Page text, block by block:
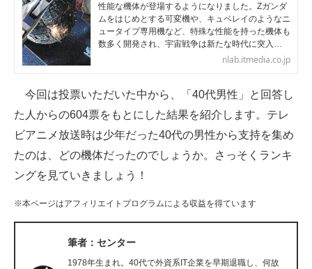
企業向けIT製品の総合サイト
IT製品の技術・比較・事例
製造業のIT導入・活用を支援
モノづくり技術者専門サイト
エレクトロニクス専門サイト
電子設計の基本と応用
建設×テクノロジーの最前線
性能な機体が登場するようになりました。Zガンダ
ムをはじめとする可変機や、キュベレイのようなニ
ュータイプ専用機など、特殊な性能を持った機体も
数多く開発され、宇宙戦争は新たな時代に突入…
nlab.itmedia.co.jp
今回は投票いただいた中から、「40代男性」と回答し
た人からの604票をもとにした結果を紹介します。テレ
ビアニメ放送時は少年だった40代の男性から支持を集め
たのは、どの機体だったのでしょうか。さっそくランキ
ングを見ていきましょう！
※本ページはアフィリエイトプログラムによる収益を得ています
筆者：センター
1978年生まれ。40代で外資系IT企業を早期退職し、何故